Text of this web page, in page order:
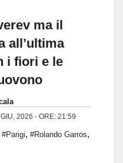
ma il
all’ultima
i fiori e le
2026 - ORE: 21:59
#Parigi, #Rolando Garros,